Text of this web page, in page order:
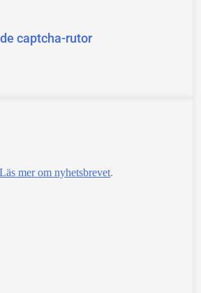
captcha-rutor
Läs mer om nyhetsbrevet.